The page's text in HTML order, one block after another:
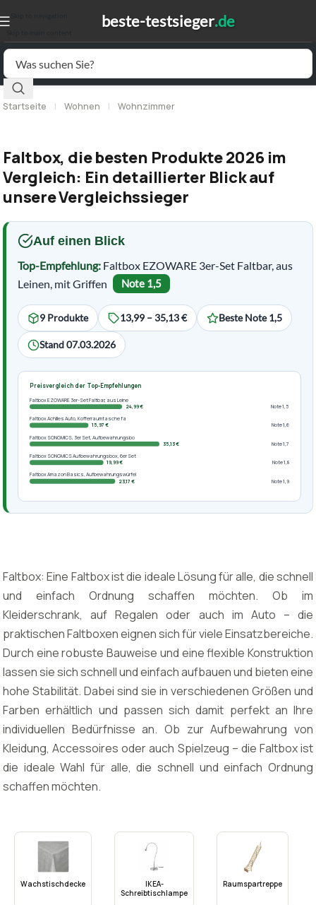
Startseite | Wohnen | Wohnzimmer
Faltbox, die besten Produkte 2026 im
Vergleich: Ein detaillierter Blick auf
unsere Vergleichssieger
Auf einen Blick
Top-Empfehlung: Faltbox EZOWARE 3er-Set Faltbar, aus
Leinen, mit Griffen
Note 1,5
9 Produkte 13,99 – 35,13 € Beste Note 1,5
Stand 07.03.2026
Preisvergleich der Top-Empfehlungen
Faltbox EZOWARE 3er-Set Faltbar, aus Leine
24,99 €
Note 1,5
Faltbox Achilles Auto, Kofferraumtasche fa
15,97 €
Note 1,6
Faltbox SONGMICS, 3er Set, Aufbewahrungsbo
35,13 €
Note 1,7
Faltbox SONGMICS Aufbewahrungsbox, 6er Set
19,99 €
Note 1,8
Faltbox Amazon Basics, Aufbewahrungswürfel
23,17 €
Note 1,9
Faltbox: Eine Faltbox ist die ideale Lösung für alle, die schnell
und einfach Ordnung schaffen möchten. Ob im
Kleiderschrank, auf Regalen oder auch im Auto – die
praktischen Faltboxen eignen sich für viele Einsatzbereiche.
Durch eine robuste Bauweise und eine flexible Konstruktion
lassen sie sich schnell und einfach aufbauen und bieten eine
hohe Stabilität. Dabei sind sie in verschiedenen Größen und
Farben erhältlich und passen sich damit perfekt an Ihre
individuellen Bedürfnisse an. Ob zur Aufbewahrung von
Kleidung, Accessoires oder auch Spielzeug – die Faltbox ist
die ideale Wahl für alle, die schnell und einfach Ordnung
schaffen möchten.
Wachstischdecke
IKEA-
Schreibtischlampe
Raumspartreppe